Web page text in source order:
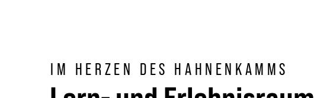
IM HERZEN DES HAHNENKAMMS